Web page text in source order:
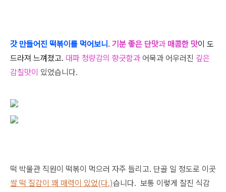
갓 만들어진 떡볶이를 먹어보니 . 기분 좋은 단맛과 매콤한 맛이 도
드라져 느껴졌고. 대파 청량감의 향긋함과 어묵과 어우러진 깊은
감칠맛이 있었습니다.
떡 박물관 직원이 떡볶이 먹으러 자주 들리고. 단골 일 정도로 이곳
쌀 떡 질감이 꽤 매력이 있었(다.)습니다. 보통 이렇게 찰진 식감